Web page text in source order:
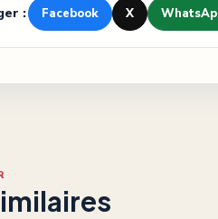
: Facebook X